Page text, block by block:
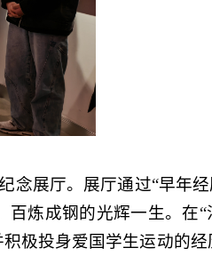
念展厅。展厅通过“早年经
炼成钢的光辉一生。在“
极投身爱国学生运动的经